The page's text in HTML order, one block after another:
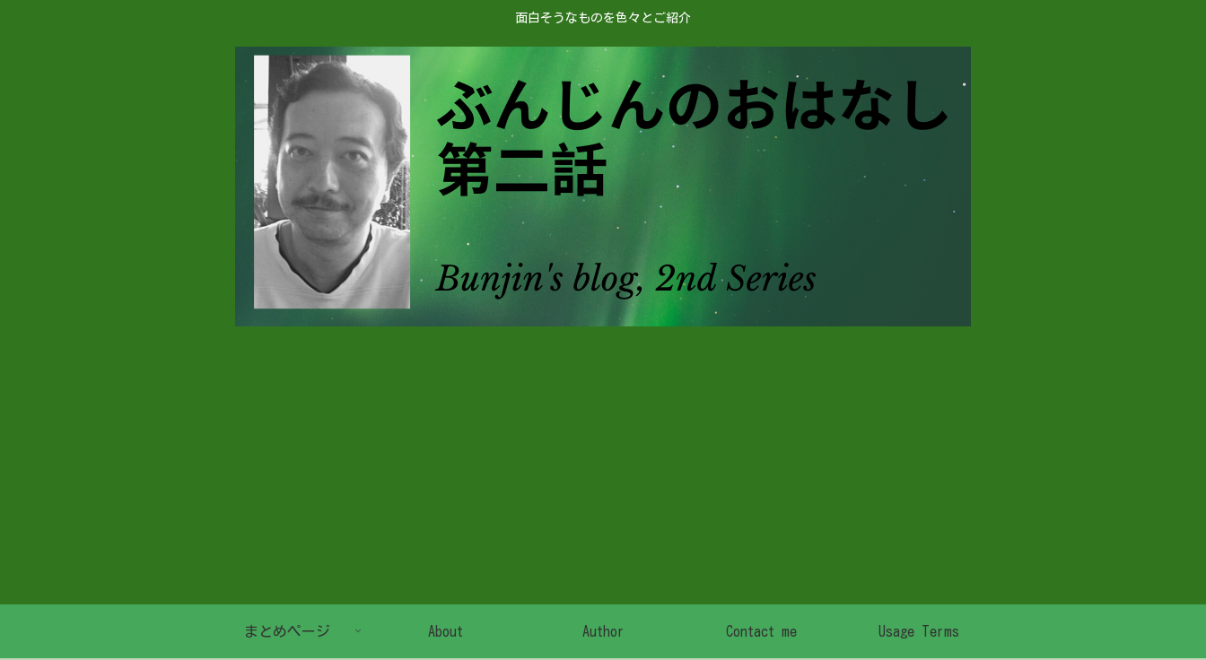
面白そうなものを色々とご紹介
まとめページ About Author Contact me Usage Terms